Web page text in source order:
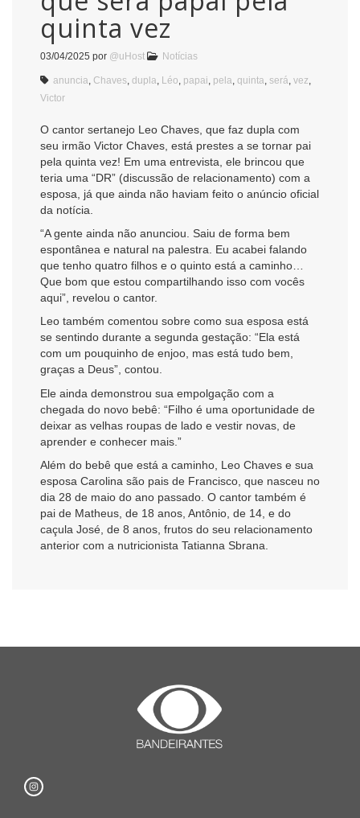
quinta vez
03/04/2025 por @uHost Notícias
anuncia Chaves dupla Léo papai pela quinta será vez
Victor
O cantor sertanejo Leo Chaves, que faz dupla com
seu irmão Victor Chaves, está prestes a se tornar pai
pela quinta vez! Em uma entrevista, ele brincou que
teria uma “DR” (discussão de relacionamento) com a
esposa, já que ainda não haviam feito o anúncio oficial
da notícia.
“A gente ainda não anunciou. Saiu de forma bem
espontânea e natural na palestra. Eu acabei falando
que tenho quatro filhos e o quinto está a caminho…
Que bom que estou compartilhando isso com vocês
aqui”, revelou o cantor.
Leo também comentou sobre como sua esposa está
se sentindo durante a segunda gestação: “Ela está
com um pouquinho de enjoo, mas está tudo bem,
graças a Deus”, contou.
Ele ainda demonstrou sua empolgação com a
chegada do novo bebê: “Filho é uma oportunidade de
deixar as velhas roupas de lado e vestir novas, de
aprender e conhecer mais.”
Além do bebê que está a caminho, Leo Chaves e sua
esposa Carolina são pais de Francisco, que nasceu no
dia 28 de maio do ano passado. O cantor também é
pai de Matheus, de 18 anos, Antônio, de 14, e do
caçula José, de 8 anos, frutos do seu relacionamento
anterior com a nutricionista Tatianna Sbrana.